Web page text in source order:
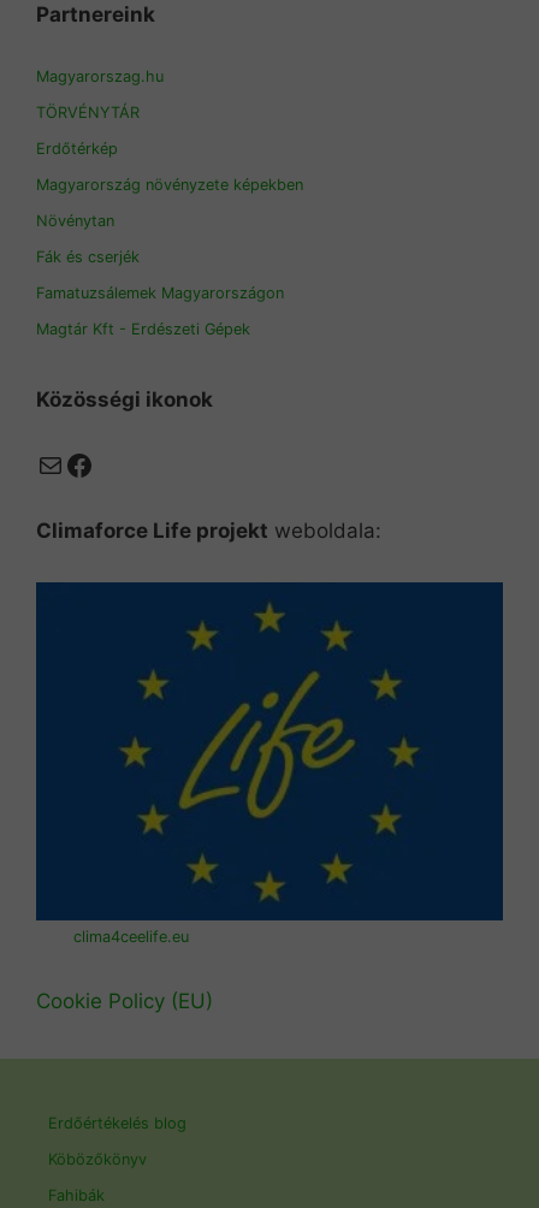
Partnereink
Magyarorszag.hu
TÖRVÉNYTÁR
Erdőtérkép
Magyarország növényzete képekben
Növénytan
Fák és cserjék
Famatuzsálemek Magyarországon
Magtár Kft - Erdészeti Gépek
Közösségi ikonok
MailFacebook
Climaforce Life projekt weboldala:
clima4ceelife.eu
Cookie Policy (EU)
Erdőértékelés blog
Köbözőkönyv
Fahibák